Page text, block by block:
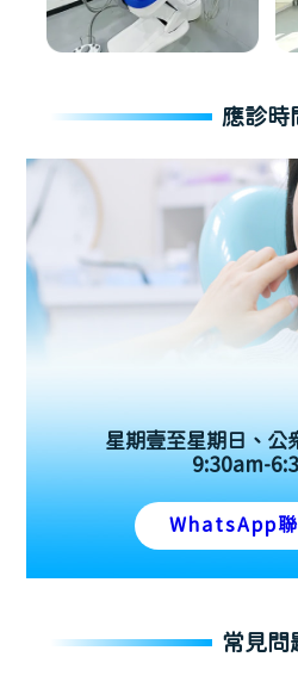
應診時
星期壹至星期日、公
9:30am-
WhatsApp
常見問